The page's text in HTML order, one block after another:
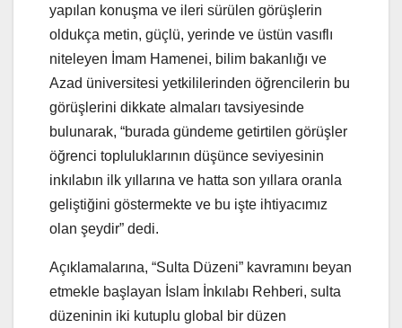
yapılan konuşma ve ileri sürülen görüşlerin
oldukça metin, güçlü, yerinde ve üstün vasıflı
niteleyen İmam Hamenei, bilim bakanlığı ve
Azad üniversitesi yetkililerinden öğrencilerin bu
görüşlerini dikkate almaları tavsiyesinde
bulunarak, “burada gündeme getirtilen görüşler
öğrenci topluluklarının düşünce seviyesinin
inkılabın ilk yıllarına ve hatta son yıllara oranla
geliştiğini göstermekte ve bu işte ihtiyacımız
olan şeydir” dedi.
Açıklamalarına, “Sulta Düzeni” kavramını beyan
etmekle başlayan İslam İnkılabı Rehberi, sulta
düzeninin iki kutuplu global bir düzen